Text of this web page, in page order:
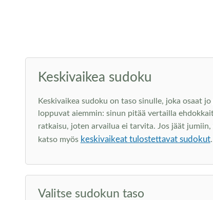
Keskivaikea sudoku
Keskivaikea sudoku on taso sinulle, joka osaat
loppuvat aiemmin: sinun pitää vertailla
ratkaisu, joten arvailua ei tarvita. Jos jäät
katso myös keskivaikeat tulostettavat sudokut.
Valitse sudokun taso